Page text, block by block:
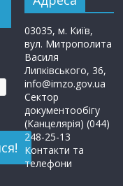
03035, м. Київ,
вул. Митрополита
Василя
Липківського, 36,
info@imzo.gov.ua
Сектор
документообігу
(Канцелярія) (044)
248-25-13
Контакти та
телефони